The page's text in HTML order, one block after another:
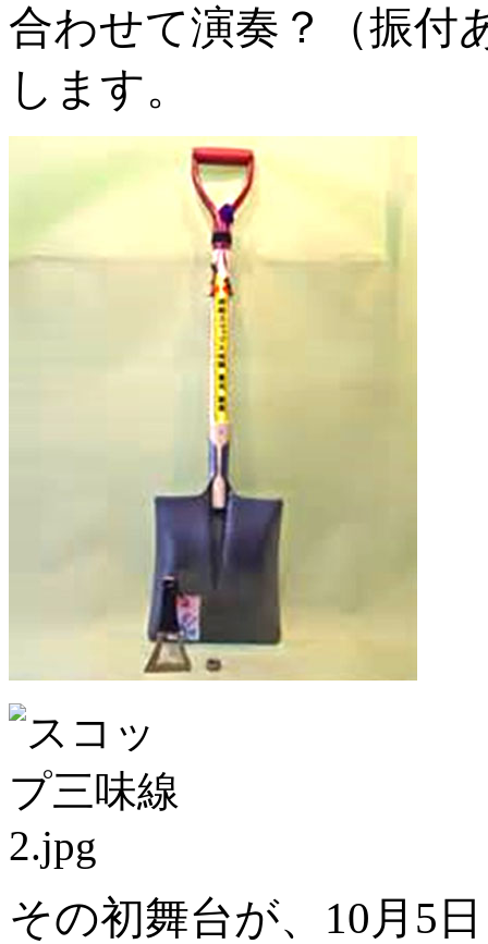
合わせて演奏？（振付
します。
その初舞台が、10月5